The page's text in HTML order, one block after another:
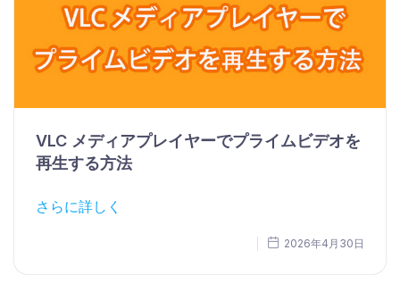
VLC メディアプレイヤーでプライムビデオを
再生する方法
さらに詳しく
2026年4月30日